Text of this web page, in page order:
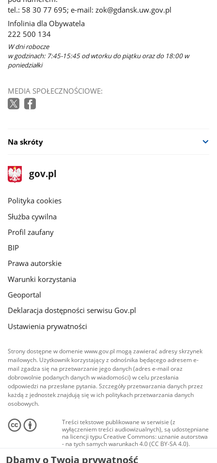
tel.: 58 30 77 695; e-mail: zok@gdansk.uw.gov.pl
Infolinia dla Obywatela
222 500 134
W dni robocze
w godzinach: 7:45-15:45 od wtorku do piątku oraz do 18:00 w
poniedziałki
MEDIA SPOŁECZNOŚCIOWE:
Na skróty
stopka
gov.pl
Strona
gov.pl
gov.pl
Polityka cookies
Służba cywilna
Profil zaufany
BIP
Prawa autorskie
Warunki korzystania
Geoportal
Deklaracja dostępności serwisu Gov.pl
Ustawienia prywatności
Strony dostępne w domenie www.gov.pl mogą zawierać adresy skrzynek
mailowych. Użytkownik korzystający z odnośnika będącego adresem e-
mail zgadza się na przetwarzanie jego danych (adres e-mail oraz
dobrowolnie podanych danych w wiadomości) w celu przesłania
odpowiedzi na przesłane pytania. Szczegóły przetwarzania danych przez
każdą z jednostek znajdują się w ich politykach przetwarzania danych
osobowych.
Treści tekstowe publikowane w serwisie (z
wyłączeniem treści audiowizualnych), są udostępniane
na licencji typu Creative Commons: uznanie autorstwa
- na tych samych warunkach 4.0 (CC BY-SA 4.0).
Materiały audiowizualne, w tym zdjęcia, materiały
audio i wideo, są udostępniane na licencji typu
Dbamy o Twoją prywatność